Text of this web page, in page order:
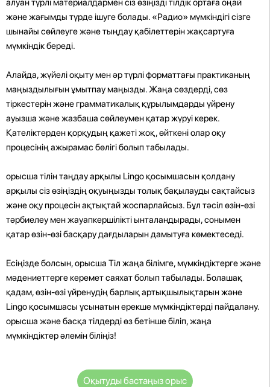
және жағымды түрде ішуге болады. «Радио» мүмкіндігі сізге
шынайы сөйлеуге және тыңдау қабілеттерін жақсартуға
мүмкіндік береді.
Алайда, жүйелі оқыту мен әр түрлі форматтағы практиканың
маңыздылығын ұмытпау маңызды. Жаңа сөздерді, сөз
тіркестерін және грамматикалық құрылымдарды үйрену
ауызша және жазбаша сөйлеумен қатар жүруі керек.
Қателіктерден қорқудың қажеті жоқ, өйткені олар оқу
процесінің ажырамас бөлігі болып табылады.
орысша тілін таңдау арқылы Lingo қосымшасын қолдану
арқылы сіз өзіңіздің оқуыңызды толық бақылауды сақтайсыз
және оқу процесін ақтықтай жоспарлайсыз. Бұл тәсіл өзін-өзі
тәрбиелеу мен жауапкершілікті ынталандырады, сонымен
қатар өзін-өзі басқару дағдыларын дамытуға көмектеседі.
Есіңізде болсын, орысша Тіл жаңа білімге, мүмкіндіктерге және
мәдениеттерге керемет саяхат болып табылады. Болашақ
қадам, өзін-өзі үйренудің барлық артықшылықтарын және
Lingo қосымшасы ұсынатын ерекше мүмкіндіктерді пайдалану.
орысша және басқа тілдерді өз бетінше біліп, жаңа
мүмкіндіктер әлемін біліңіз!
Оқытуды бастаңыз орыс